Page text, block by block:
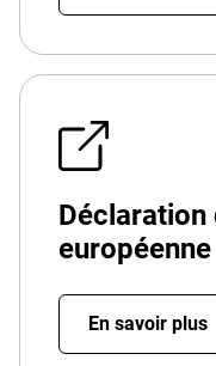
européenne
En savoir plus